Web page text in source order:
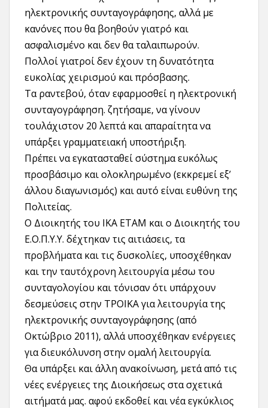
ηλεκτρονικής συνταγογράφησης, αλλά με
κανόνες που θα βοηθούν γιατρό και
ασφαλισμένο και δεν θα ταλαιπωρούν.
Πολλοί γιατροί δεν έχουν τη δυνατότητα
ευκολίας χειρισμού και πρόσβασης.
Τα ραντεβού, όταν εφαρμοσθεί η ηλεκτρονική
συνταγογράφηση. ζητήσαμε, να γίνουν
τουλάχιστον 20 λεπτά και απαραίτητα να
υπάρξει γραμματειακή υποστήριξη.
Πρέπει να εγκατασταθεί σύστημα ευκόλως
προσβάσιμο και ολοκληρωμένο (εκκρεμεί εξ’
άλλου διαγωνισμός) και αυτό είναι ευθύνη της
Πολιτείας.
Ο Διοικητής του ΙΚΑ ΕΤΑΜ και ο Διοικητής του
Ε.Ο.Π.Υ.Υ. δέχτηκαν τις αιτιάσεις, τα
προβλήματα και τις δυσκολίες, υποσχέθηκαν
και την ταυτόχρονη λειτουργία μέσω του
συνταγολογίου και τόνισαν ότι υπάρχουν
δεσμεύσεις στην ΤΡΟΙΚΑ για λειτουργία της
ηλεκτρονικής συνταγογράφησης (από
Οκτώβριο 2011), αλλά υποσχέθηκαν ενέργειες
για διευκόλυνση στην ομαλή λειτουργία.
Θα υπάρξει και άλλη ανακοίνωση, μετά από τις
νέες ενέργειες της Διοικήσεως στα σχετικά
αιτήματά μας. αφού εκδοθεί και νέα εγκύκλιος